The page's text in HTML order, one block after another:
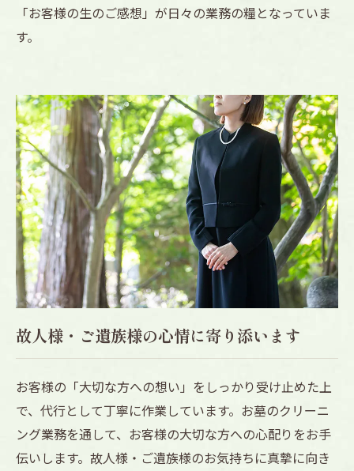
「お客様の生のご感想」が日々の業務の糧となっていま
す。
故人様・ご遺族様の心情に寄り添います
お客様の「大切な方への想い」をしっかり受け止めた上
で、代行として丁寧に作業しています。お墓のクリーニ
ング業務を通して、お客様の大切な方への心配りをお手
伝いします。故人様・ご遺族様のお気持ちに真摯に向き